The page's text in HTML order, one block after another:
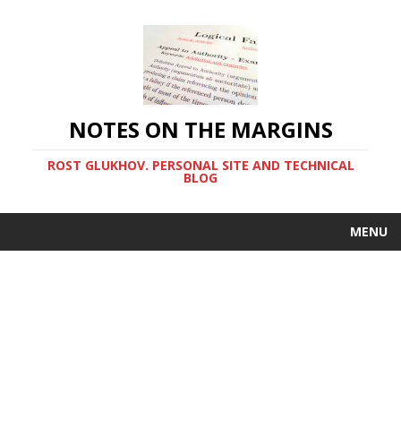
NOTES ON THE MARGINS
ROST GLUKHOV. PERSONAL SITE AND TECHNICAL
BLOG
MENU